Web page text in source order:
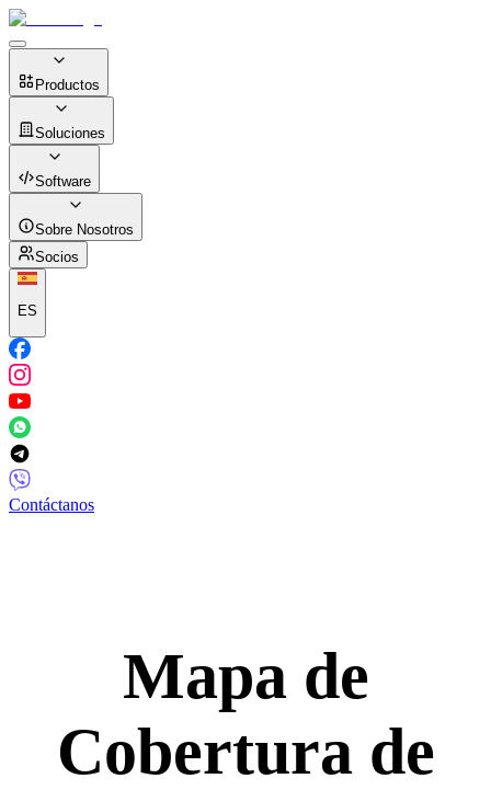
Productos
Soluciones
Software
Sobre Nosotros
Socios
ES
Contáctanos
Mapa de
Cobertura de